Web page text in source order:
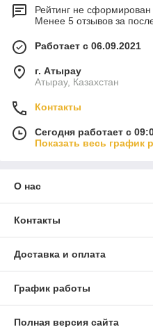
Рейтинг не сформирован
Менее 5 отзывов за
Работает с 06.09.2021
г. Атырау
Атырау, Казахстан
Контакты
Сегодня работает с
Показать весь график
О нас
Контакты
Доставка и оплата
График работы
Полная версия сайта